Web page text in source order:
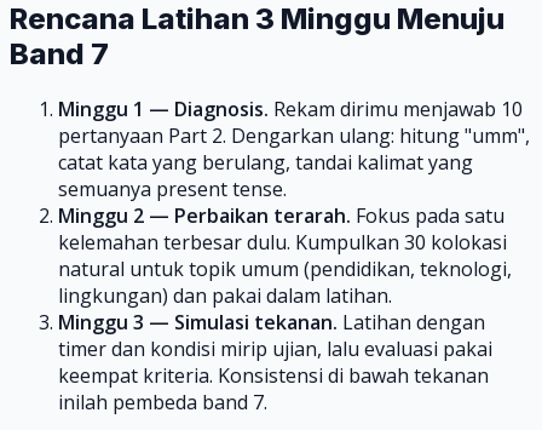
Rencana Latihan 3 Minggu Menuju
Band 7
Minggu 1 — Diagnosis. Rekam dirimu menjawab 10
pertanyaan Part 2. Dengarkan ulang: hitung "umm",
catat kata yang berulang, tandai kalimat yang
semuanya present tense.
Minggu 2 — Perbaikan terarah. Fokus pada satu
kelemahan terbesar dulu. Kumpulkan 30 kolokasi
natural untuk topik umum (pendidikan, teknologi,
lingkungan) dan pakai dalam latihan.
Minggu 3 — Simulasi tekanan. Latihan dengan
timer dan kondisi mirip ujian, lalu evaluasi pakai
keempat kriteria. Konsistensi di bawah tekanan
inilah pembeda band 7.